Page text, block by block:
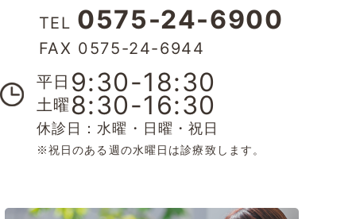
TEL 0575-24-6900
FAX 0575-24-6944
平日 9:30-18:30
土曜 8:30-16:30
休診日：水曜・日曜・祝日
※祝日のある週の水曜日は診療致します。